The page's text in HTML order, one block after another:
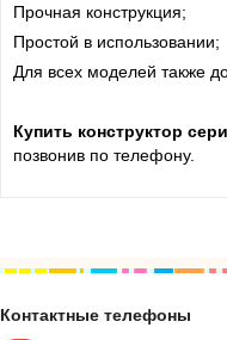
конструкция;
в использовании;
Для всех моделей также
Купить конструктор
позвонив по телефону.
Контактные телефоны